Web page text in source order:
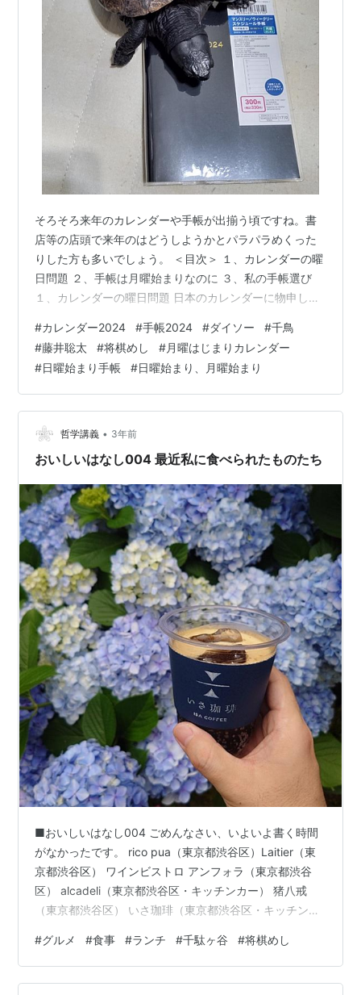
そろそろ来年のカレンダーや手帳が出揃う頃ですね。書
店等の店頭で来年のはどうしようかとパラパラめくった
りした方も多いでしょう。 ＜目次＞ １、カレンダーの曜
日問題 ２、手帳は月曜始まりなのに ３、私の手帳選び
１、カレンダーの曜日問題 日本のカレンダーに物申した
は日曜ですか？さあ新しい週が始まった、というとき思
うのは月曜日ではないですか？あなたは１週間の最初に
サザエさんを見たいですか？笑点を見たいですか？しか
し日本はアメリカの核の傘に入っているせいか、米国式
の日曜始まりなのです。ＧＨＱの陰謀でしょうか。かつ
ては探すと月曜始まりも売っていたのですが…
#カレンダー2024 #手帳2024 #ダイソー #千鳥
#藤井聡太 #将棋めし #月曜はじまりカレンダー
#日曜始まり手帳 #日曜始まり、月曜始まり
哲学講義 • 3年前
おいしいはなし004 最近私に食べられたものたち
■おいしいはなし004 ごめんなさい、いよいよ書く時間
がなかったです。 rico pua（東京都渋谷区）Laitier（東
京都渋谷区） ワインビストロ アンフォラ（東京都渋谷
区） alcadeli（東京都渋谷区・キッチンカー） 猪八戒
（東京都渋谷区） いさ珈琲（東京都渋谷区・キッチンカ
区・キッチンカー） 千駄ヶ谷厨房（東京都渋谷区） いつ
のころからか、食事の写真をマメに撮るようになった。
旅行に行けば旅先の景色の写真よりも、朝昼晩の食事の
#グルメ #食事 #ランチ #千駄ヶ谷 #将棋めし